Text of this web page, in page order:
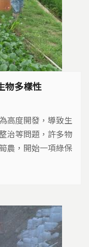
物多樣性
高度開發，導致生
治等問題，許多物
農，開始一項綠保
…